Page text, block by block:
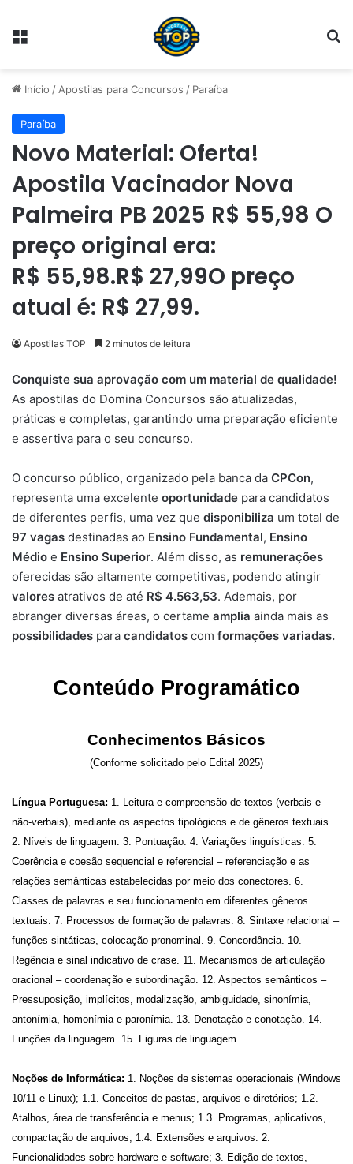
Menu
Início / Apostilas para Concursos / Paraíba
Paraíba
Novo Material: Oferta!
Apostila Vacinador Nova
Palmeira PB 2025 R$ 55,98 O
preço original era:
R$ 55,98.R$ 27,99O preço
atual é: R$ 27,99.
Apostilas TOP 2 minutos de leitura
Conquiste sua aprovação com um material de qualidade!
As apostilas do Domina Concursos são atualizadas,
práticas e completas, garantindo uma preparação eficiente
e assertiva para o seu concurso.
O concurso público, organizado pela banca da CPCon,
representa uma excelente oportunidade para candidatos
de diferentes perfis, uma vez que disponibiliza um total de
97 vagas destinadas ao Ensino Fundamental, Ensino
Médio e Ensino Superior. Além disso, as remunerações
oferecidas são altamente competitivas, podendo atingir
valores atrativos de até R$ 4.563,53. Ademais, por
abranger diversas áreas, o certame amplia ainda mais as
possibilidades para candidatos com formações variadas.
Conteúdo Programático
Conhecimentos Básicos
(Conforme solicitado pelo Edital 2025)
Língua Portuguesa: 1. Leitura e compreensão de textos (verbais e
não-verbais), mediante os aspectos tipológicos e de gêneros textuais.
2. Níveis de linguagem. 3. Pontuação. 4. Variações linguísticas. 5.
Coerência e coesão sequencial e referencial – referenciação e as
relações semânticas estabelecidas por meio dos conectores. 6.
Classes de palavras e seu funcionamento em diferentes gêneros
textuais. 7. Processos de formação de palavras. 8. Sintaxe relacional –
funções sintáticas, colocação pronominal. 9. Concordância. 10.
Regência e sinal indicativo de crase. 11. Mecanismos de articulação
oracional – coordenação e subordinação. 12. Aspectos semânticos –
Pressuposição, implícitos, modalização, ambiguidade, sinonímia,
antonímia, homonímia e paronímia. 13. Denotação e conotação. 14.
Funções da linguagem. 15. Figuras de linguagem.
Noções de Informática: 1. Noções de sistemas operacionais (Windows
10/11 e Linux); 1.1. Conceitos de pastas, arquivos e diretórios; 1.2.
Atalhos, área de transferência e menus; 1.3. Programas, aplicativos,
compactação de arquivos; 1.4. Extensões e arquivos. 2.
Funcionalidades sobre hardware e software; 3. Edição de textos,